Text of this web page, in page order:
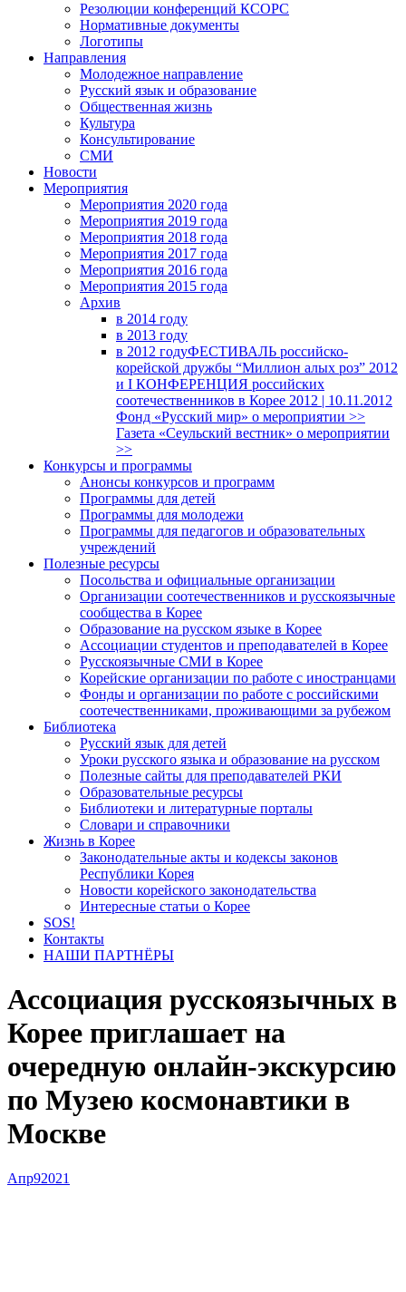
Резолюции конференций КСОРС
Нормативные документы
Логотипы
Направления
Молодежное направление
Русский язык и образование
Общественная жизнь
Культура
Консультирование
СМИ
Новости
Мероприятия
Мероприятия 2020 года
Мероприятия 2019 года
Мероприятия 2018 годa
Мероприятия 2017 года
Мероприятия 2016 года
Мероприятия 2015 года
Архив
в 2014 году
в 2013 году
в 2012 годуФЕСТИВАЛЬ российско-
корейской дружбы “Миллион алых роз” 2012
и I КОНФЕРЕНЦИЯ российских
соотечественников в Корее 2012 | 10.11.2012
Фонд «Русский мир» о мероприятии >>
Газета «Сеульский вестник» о мероприятии
>>
Конкурсы и программы
Анонсы конкурсов и программ
Программы для детей
Программы для молодежи
Программы для педагогов и образовательных
учреждений
Полезные ресурсы
Посольства и официальные организации
Организации соотечественников и русскоязычные
сообщества в Корее
Образование на русском языке в Корее
Ассоциации студентов и преподавателей в Корее
Русскоязычные СМИ в Корее
Корейские организации по работе с иностранцами
Фонды и организации по работе с российскими
соотечественниками, проживающими за рубежом
Библиотека
Русский язык для детей
Уроки русского языка и образование на русском
Полезные сайты для преподавателей РКИ
Образовательные ресурсы
Библиотеки и литературные порталы
Словари и справочники
Жизнь в Корее
Законодательные акты и кодексы законов
Республики Корея
Новости корейского законодательства
Интересные статьи о Корее
SOS!
Контакты
НАШИ ПАРТНЁРЫ
Ассоциация русскоязычных в
Корее приглашает на
очередную онлайн-экскурсию
по Музею космонавтики в
Москве
Апр92021